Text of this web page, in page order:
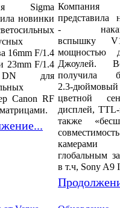
Sigma
новинки
16mm F/1.4
23mm F/1.4
для
Canon RF
Компания
представила
-
вспышку
мощностью
Джоулей.
получила
2.3-дюймовый
цветной
дисплей, TTL-
также
глобальным
в т.ч, Sony A9